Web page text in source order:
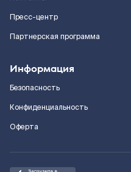
Пресс-центр
Партнерская программа
Информация
Безопасность
Конфиденциальность
Оферта